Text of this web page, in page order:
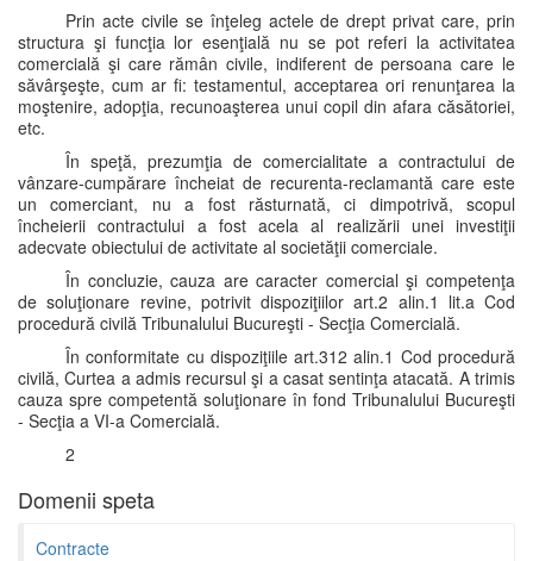
Prin acte civile se înţeleg actele de drept privat care, prin
structura şi funcţia lor esenţială nu se pot referi la activitatea
comercială şi care rămân civile, indiferent de persoana care le
săvârşeşte, cum ar fi: testamentul, acceptarea ori renunţarea la
moştenire, adopţia, recunoaşterea unui copil din afara căsătoriei,
etc.
În speţă, prezumţia de comercialitate a contractului de
vânzare-cumpărare încheiat de recurenta-reclamantă care este
un comerciant, nu a fost răsturnată, ci dimpotrivă, scopul
încheierii contractului a fost acela al realizării unei investiţii
adecvate obiectului de activitate al societăţii comerciale.
În concluzie, cauza are caracter comercial şi competenţa
de soluţionare revine, potrivit dispoziţiilor art.2 alin.1 lit.a Cod
procedură civilă Tribunalului Bucureşti - Secţia Comercială.
În conformitate cu dispoziţiile art.312 alin.1 Cod procedură
civilă, Curtea a admis recursul şi a casat sentinţa atacată. A trimis
cauza spre competentă soluţionare în fond Tribunalului Bucureşti
- Secţia a VI-a Comercială.
2
Domenii speta
Contracte